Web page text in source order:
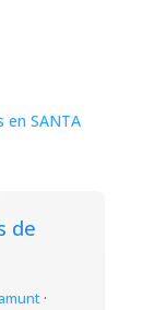
en SANTA
de
·